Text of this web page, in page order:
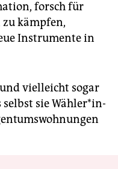
forsch für
kämpfen,
Instrumente in
und vielleicht sogar
selbst sie Wäh­le­r*in­